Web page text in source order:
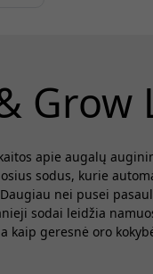
Grow
apie augalų
sodus, kurie
nei pusei
sodai leidžia
kaip geresnė oro